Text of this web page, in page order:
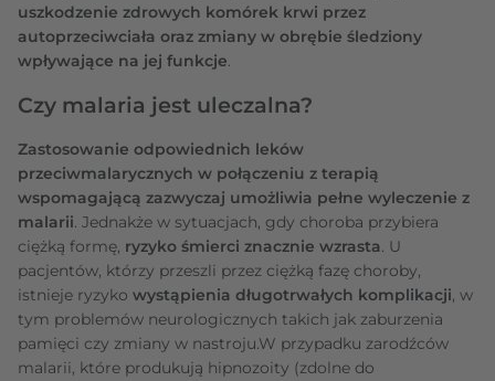
uszkodzenie zdrowych komórek krwi przez
autoprzeciwciała oraz zmiany w obrębie śledziony
wpływające na jej funkcje.
Czy malaria jest uleczalna?
Zastosowanie odpowiednich leków
przeciwmalarycznych w połączeniu z terapią
wspomagającą zazwyczaj umożliwia pełne wyleczenie z
malarii. Jednakże w sytuacjach, gdy choroba przybiera
ciężką formę, ryzyko śmierci znacznie wzrasta. U
pacjentów, którzy przeszli przez ciężką fazę choroby,
istnieje ryzyko wystąpienia długotrwałych komplikacji, w
tym problemów neurologicznych takich jak zaburzenia
pamięci czy zmiany w nastroju.W przypadku zarodźców
malarii, które produkują hipnozoity (zdolne do